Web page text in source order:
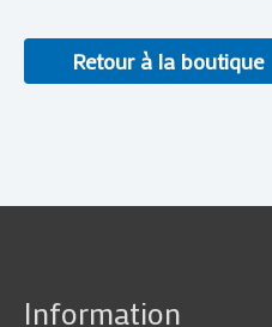
Retour à la boutique
Information